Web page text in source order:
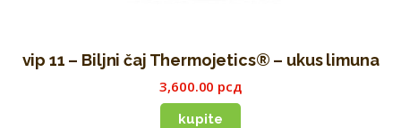
vip 11 – Biljni čaj Thermojetics® – ukus limuna
3,600.00 рсд
kupite